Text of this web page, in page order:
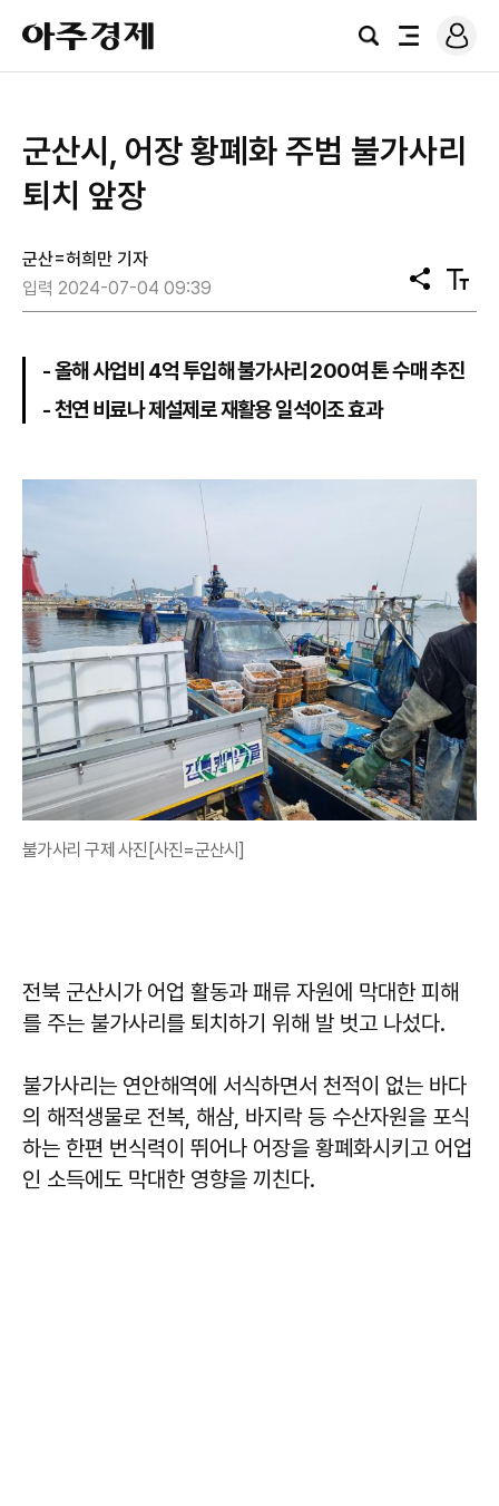
아
주
경
검
전
로
그
군산시, 어장 황폐화 주범 불가사리
퇴치 앞장
군산=허희만 기자
입력 2024-07-04 09:39
공
유
텍
스
기
- 올해 사업비 4억 투입해 불가사리 200여 톤 수매 추진
- 천연 비료나 제설제로 재활용 일석이조 효과
불가사리 구제 사진[사진=군산시]
전북 군산시가 어업 활동과 패류 자원에 막대한 피해
를 주는 불가사리를 퇴치하기 위해 발 벗고 나섰다.
불가사리는 연안해역에 서식하면서 천적이 없는 바다
의 해적생물로 전복, 해삼, 바지락 등 수산자원을 포식
하는 한편 번식력이 뛰어나 어장을 황폐화시키고 어업
인 소득에도 막대한 영향을 끼친다.